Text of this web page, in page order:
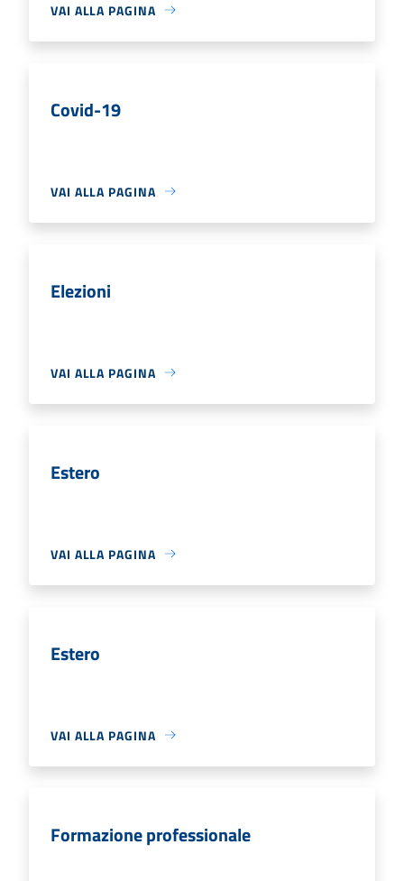
VAI ALLA PAGINA
Covid-19
VAI ALLA PAGINA
Elezioni
VAI ALLA PAGINA
Estero
VAI ALLA PAGINA
Estero
VAI ALLA PAGINA
Formazione professionale